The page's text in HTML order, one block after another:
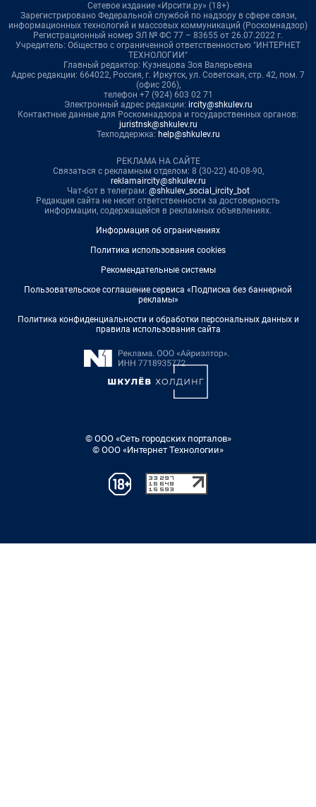
Сетевое издание «Ирсити.ру» (18+)
Зарегистрировано Федеральной службой по надзору в сфере связи,
информационных технологий и массовых коммуникаций (Роскомнадзор)
Регистрационный номер ЭЛ № ФС 77 – 83655 от 26.07.2022 г.
Учредитель: Общество с ограниченной ответственностью "ИНТЕРНЕТ
ТЕХНОЛОГИИ"
Главный редактор: Кузнецова Зоя Валерьевна
Адрес редакции: 664022, Россия, г. Иркутск, ул. Советская, стр. 42, пом. 7
(офис 206),
телефон +7 (924) 603 02 71
Электронный адрес редакции: ircity@shkulev.ru
Контактные данные для Роскомнадзора и государственных органов:
juristnsk@shkulev.ru
Техподдержка: help@shkulev.ru
РЕКЛАМА НА САЙТЕ
Связаться с рекламным отделом: 8 (30-22) 40-08-90,
reklamaircity@shkulev.ru
Чат-бот в телеграм: @shkulev_social_ircity_bot
Редакция сайта не несет ответственности за достоверность
информации, содержащейся в рекламных объявлениях.
Информация об ограничениях
Политика использования cookies
Рекомендательные системы
Пользовательское соглашение сервиса «Подписка без баннерной
рекламы»
Политика конфиденциальности и обработки персональных данных и
правила использования сайта
© ООО «Сеть городских порталов»
© ООО «Интернет Технологии»